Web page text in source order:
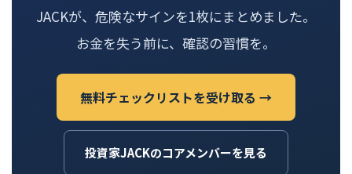
JACKが、危険なサインを1枚にまとめました。
お金を失う前に、確認の習慣を。
無料チェックリストを受け取る →
投資家JACKのコアメンバーを見る